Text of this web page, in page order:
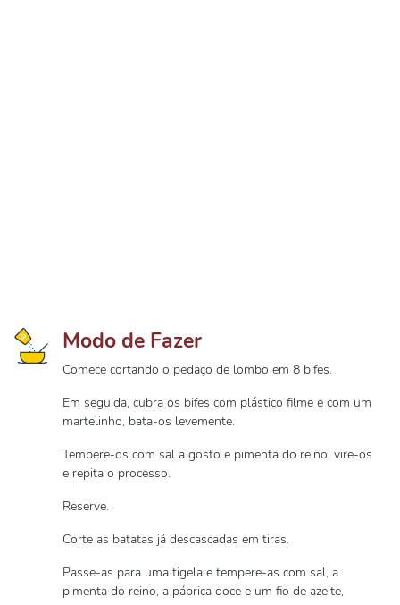
Modo de Fazer
Comece cortando o pedaço de lombo em 8 bifes.
Em seguida, cubra os bifes com plástico filme e com um
martelinho, bata-os levemente.
Tempere-os com sal a gosto e pimenta do reino, vire-os
e repita o processo.
Reserve.
Corte as batatas já descascadas em tiras.
Passe-as para uma tigela e tempere-as com sal, a
pimenta do reino, a páprica doce e um fio de azeite,